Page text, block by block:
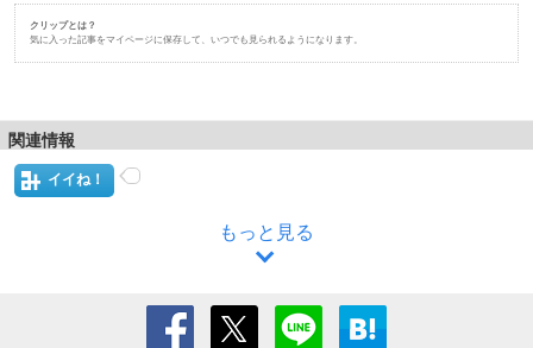
クリップとは？
気に入った記事をマイページに保存して、いつでも見られるようになります。
関連情報
イイね！
もっと見る